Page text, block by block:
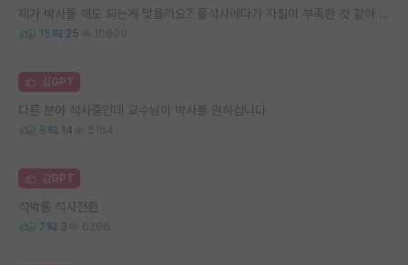
제가 박사를 해도 되는게 맞을까요? 물석사에다가 자질이 부족한 것 같아 고민됩니다..
15 25 10809
김GPT
다른 분야 석사중인데 교수님이 박사를 권하십니다
8 14 5164
김GPT
석박통 석사전환
2 3 6296